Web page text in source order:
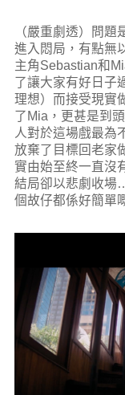
（嚴重劇透）問
進入悶局，有點無
主角Sebastian和
了讓大家有好日子
理想）而接受現實
了Mia，更甚是到
人對於這場戲最為
放棄了目標回老家
實由始至終一直沒
結局卻以悲劇收場
個故仔都係好簡單